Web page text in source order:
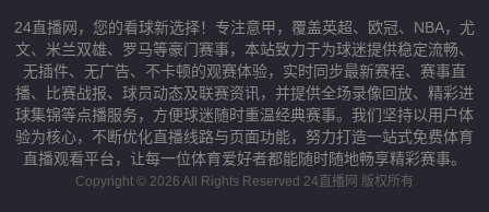
24直播网，您的看球新选择！专注意甲，覆盖英超、欧冠、NBA，尤
文、米兰双雄、罗马等豪门赛事，本站致力于为球迷提供稳定流畅、
无插件、无广告、不卡顿的观赛体验，实时同步最新赛程、赛事直
播、比赛战报、球员动态及联赛资讯，并提供全场录像回放、精彩进
球集锦等点播服务，方便球迷随时重温经典赛事。我们坚持以用户体
验为核心，不断优化直播线路与页面功能，努力打造一站式免费体育
直播观看平台，让每一位体育爱好者都能随时随地畅享精彩赛事。
Copyright © 2026 All Rights Reserved 24直播网 版权所有